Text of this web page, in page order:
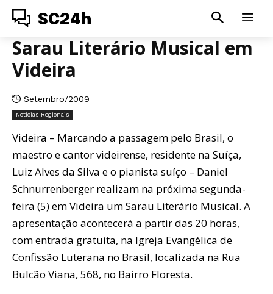
SC24h
Sarau Literário Musical em
Videira
Setembro/2009
Notícias Regionais
Videira – Marcando a passagem pelo Brasil, o
maestro e cantor videirense, residente na Suíça,
Luiz Alves da Silva e o pianista suíço – Daniel
Schnurrenberger realizam na próxima segunda-
feira (5) em Videira um Sarau Literário Musical. A
apresentação acontecerá a partir das 20 horas,
com entrada gratuita, na Igreja Evangélica de
Confissão Luterana no Brasil, localizada na Rua
Bulcão Viana, 568, no Bairro Floresta.